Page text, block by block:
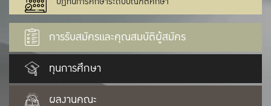
การรับสมัครและคุณสมบัติผู้สมัคร
ทุนการศึกษา
ผลงานคณะ